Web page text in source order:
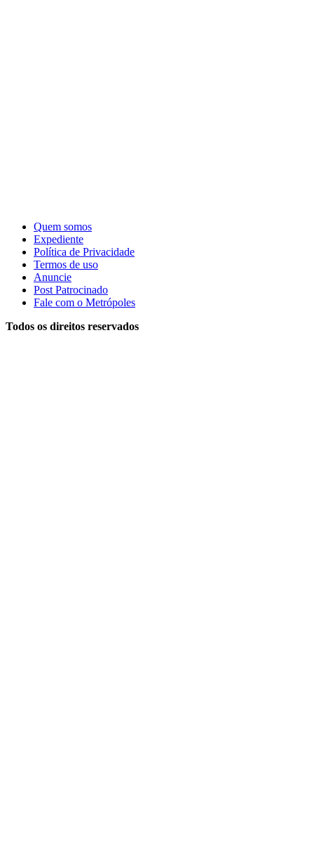
Quem somos
Expediente
Política de Privacidade
Termos de uso
Anuncie
Post Patrocinado
Fale com o Metrópoles
Todos os direitos reservados